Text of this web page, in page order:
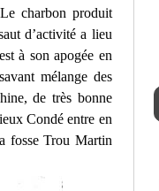
charbon produit
d’activité a lieu
à son apogée en
mélange des
de très bonne
Condé entre en
fosse Trou Martin